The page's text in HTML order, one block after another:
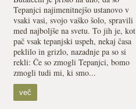
Tepanjci najimenitnejšo ustanovo v
vsaki vasi, svojo vaško šolo, spravili
med najboljše na svetu. To jih je, kot
pač vsak tepanjski uspeh, nekaj časa
peklilo in grizlo, nazadnje pa so si
rekli: Če so zmogli Tepanjci, bomo
zmogli tudi mi, ki smo...
več